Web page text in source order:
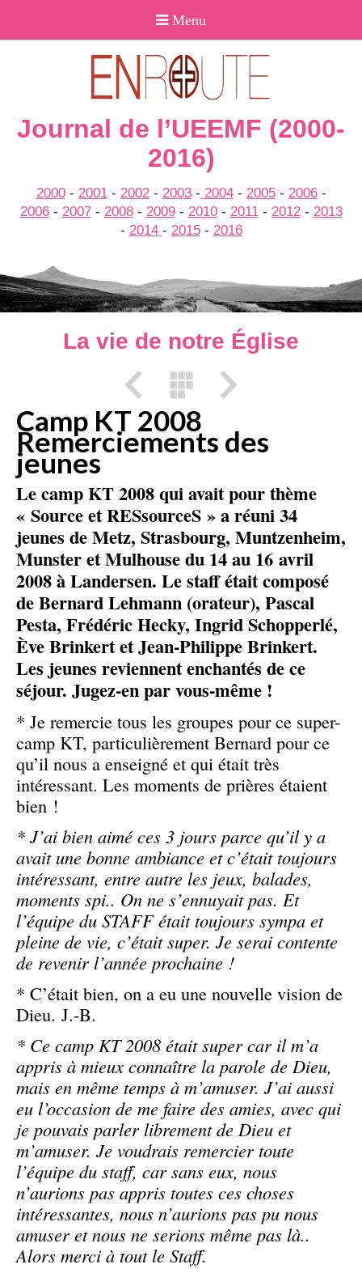
Journal de l’UEEMF (2000-
2016)
2000- 2001- 2002- 2003- 2004- 2005- 2006-
2006- 2007- 2008- 2009- 2010- 2011- 2012- 2013
- 2014 - 2015- 2016
La vie de notre Église
Camp KT 2008
Remerciements des
jeunes
Le camp KT 2008 qui avait pour thème
« Source et RESsourceS » a réuni 34
jeunes de Metz, Strasbourg, Muntzenheim,
Munster et Mulhouse du 14 au 16 avril
2008 à Landersen. Le staff était composé
de Bernard Lehmann (orateur), Pascal
Pesta, Frédéric Hecky, Ingrid Schopperlé,
Ève Brinkert et Jean-Philippe Brinkert.
Les jeunes reviennent enchantés de ce
séjour. Jugez-en par vous-même !
* Je remercie tous les groupes pour ce super-
camp KT, particulièrement Bernard pour ce
qu’il nous a enseigné et qui était très
intéressant. Les moments de prières étaient
bien !
* J’ai bien aimé ces 3 jours parce qu’il y a
avait une bonne ambiance et c’était toujours
intéressant, entre autre les jeux, balades,
moments spi.. On ne s’ennuyait pas. Et
l’équipe du STAFF était toujours sympa et
pleine de vie, c’était super. Je serai contente
de revenir l’année prochaine !
* C’était bien, on a eu une nouvelle vision de
Dieu. J.-B.
* Ce camp KT 2008 était super car il m’a
appris à mieux connaître la parole de Dieu,
mais en même temps à m’amuser. J’ai aussi
eu l’occasion de me faire des amies, avec qui
je pouvais parler librement de Dieu et
m’amuser. Je voudrais remercier toute
l’équipe du staff, car sans eux, nous
n’aurions pas appris toutes ces choses
intéressantes, nous n’aurions pas pu nous
amuser et nous ne serions même pas là..
Alors merci à tout le Staff.